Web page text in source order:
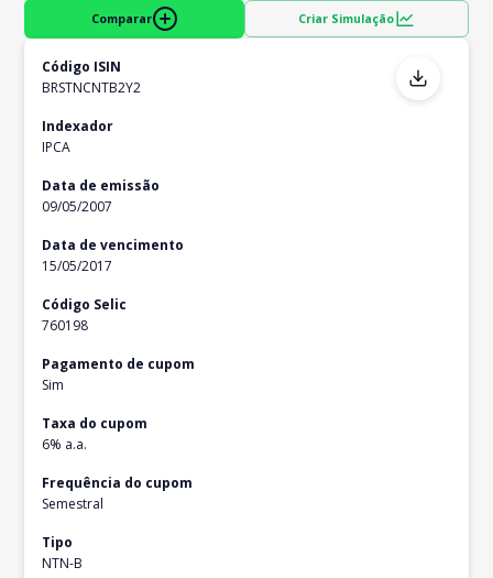
Comparar Criar Simulação
Código ISIN
BRSTNCNTB2Y2
Indexador
IPCA
Data de emissão
09/05/2007
Data de vencimento
15/05/2017
Código Selic
760198
Pagamento de cupom
Sim
Taxa do cupom
6% a.a.
Frequência do cupom
Semestral
Tipo
NTN-B